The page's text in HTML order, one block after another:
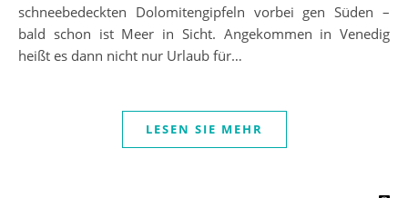
schneebedeckten Dolomitengipfeln vorbei gen Süden –
bald schon ist Meer in Sicht. Angekommen in Venedig
heißt es dann nicht nur Urlaub für…
LESEN SIE MEHR